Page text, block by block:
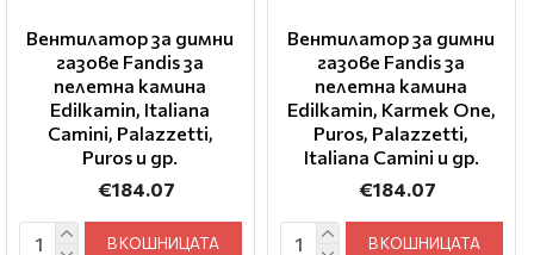
Вентилатор за димни
газове Fandis за
пелетна камина
Edilkamin, Italiana
Camini, Palazzetti,
Puros и др.
€184.07
В КОШНИЦАТА
Вентилатор за димни
газове Fandis за
пелетна камина
Edilkamin, Karmek One,
Puros, Palazzetti,
Italiana Camini и др.
€184.07
В КОШНИЦАТА